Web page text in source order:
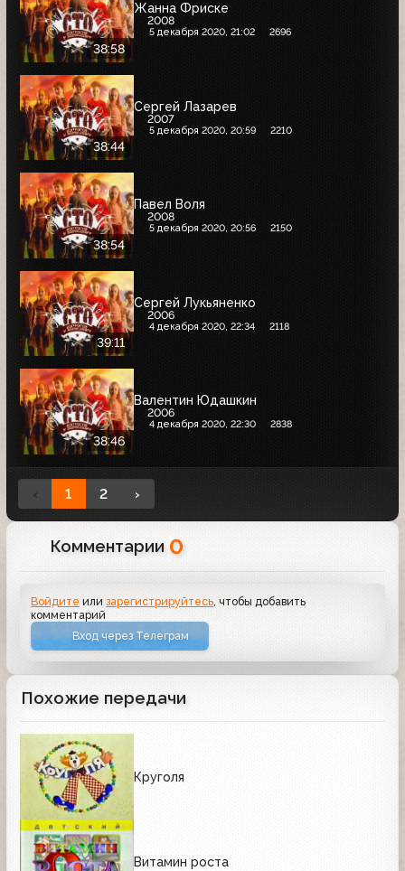
38:58
Жанна Фриске
2008
5 декабря 2020, 21:02 2696
38:44
Сергей Лазарев
2007
5 декабря 2020, 20:59 2210
38:54
Павел Воля
2008
5 декабря 2020, 20:56 2150
39:11
Сергей Лукьяненко
2006
4 декабря 2020, 22:34 2118
38:46
Валентин Юдашкин
2006
4 декабря 2020, 22:30 2838
‹ 1 2 ›
Комментарии 0
Войдите илизарегистрируйтесь , чтобы добавить
комментарий
Вход через Телеграм
Похожие передачи
Круголя
Витамин роста